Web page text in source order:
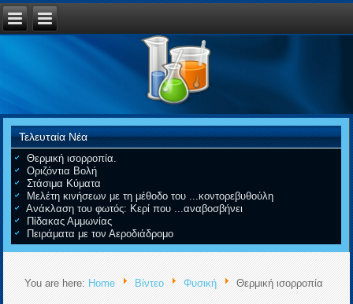
Τελευταία Νέα
Θερμική ισορροπία.
Οριζόντια Βολή
Στάσιμα Κύματα
Μελέτη κινήσεων με τη μέθοδο του ...κοντορεβυθούλη
Ανάκλαση του φωτός: Κερί που ...αναβοσβήνει
Πίδακας Αμμωνίας
Πειράματα με τον Αεροδιάδρομο
You are here: Home Βίντεο Φυσική Θερμική ισορροπία